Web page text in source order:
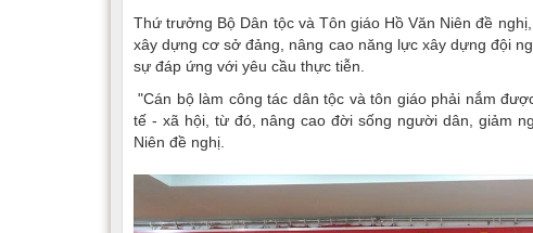
Thứ trưởng Bộ Dân tộc và Tôn giáo Hồ Văn Niên đề
xây dựng cơ sở đảng, nâng cao năng lực xây dựng đội
sự đáp ứng với yêu cầu thực tiễn.
"Cán bộ làm công tác dân tộc và tôn giáo phải nắm
tế - xã hội, từ đó, nâng cao đời sống người dân, giảm
Niên đề nghị.